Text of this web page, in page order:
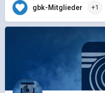
gbk-Mitglieder +1